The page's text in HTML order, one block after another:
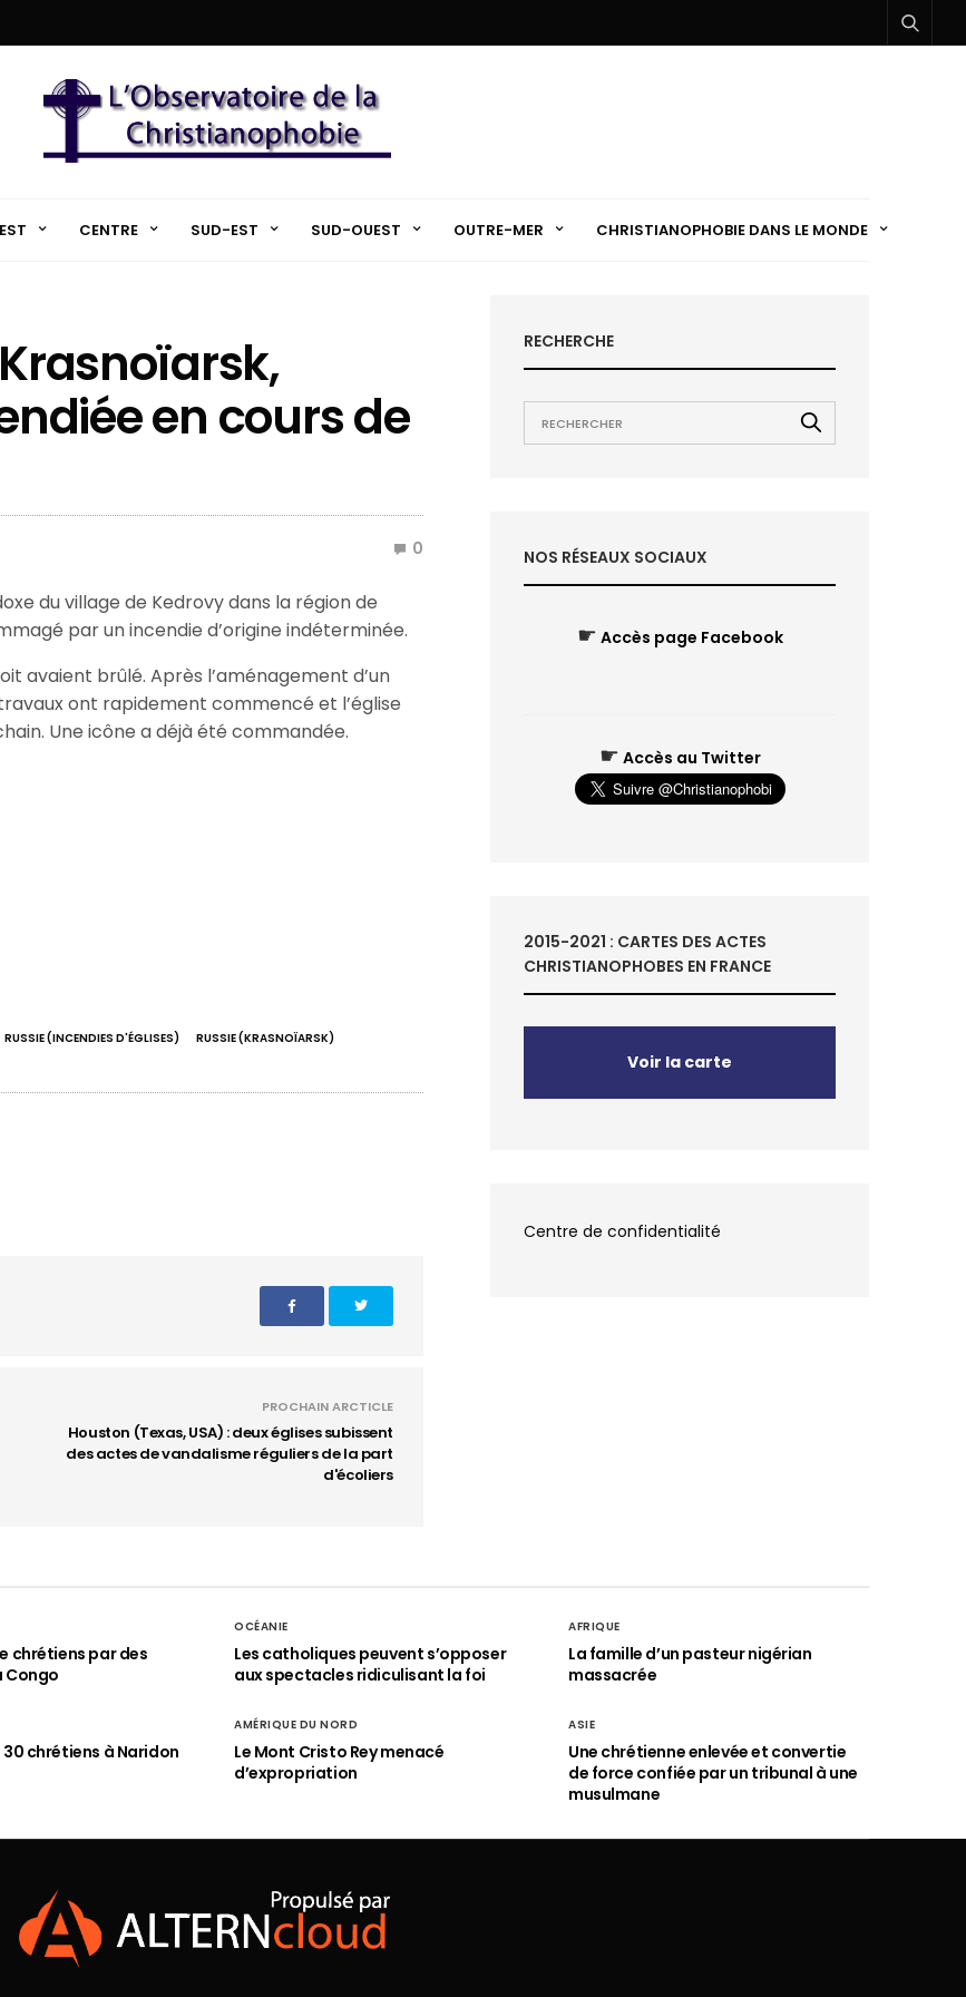
CENTRE SUD-EST SUD-OUEST OUTRE-MER CHRISTIANOPHOBIE DANS LE MONDE
en cours de
0
du village de Kedrovy dans la région de
par un incendie d’origine indéterminée.
avaient brûlé. Après l’aménagement d’un
ont rapidement commencé et l’église
Une icône a déjà été commandée.
RUSSIE (INCENDIES D'ÉGLISES) RUSSIE (KRASNOÏARSK)
PROCHAIN ARCTICLE
Houston (Texas, USA) : deux églises subissent
des actes de vandalisme réguliers de la part
d'écoliers
RECHERCHE
NOS RÉSEAUX SOCIAUX
☛ Accès page Facebook
☛ Accès au Twitter
2015-2021 : CARTES DES ACTES
CHRISTIANOPHOBES EN FRANCE
Voir la carte
Centre de confidentialité
chrétiens par des
Congo
OCÉANIE
Les catholiques peuvent s’opposer
aux spectacles ridiculisant la foi
AFRIQUE
La famille d’un pasteur nigérian
massacrée
chrétiens à Naridon
AMÉRIQUE DU NORD
Le Mont Cristo Rey menacé
d’expropriation
ASIE
Une chrétienne enlevée et convertie
de force confiée par un tribunal à une
musulmane